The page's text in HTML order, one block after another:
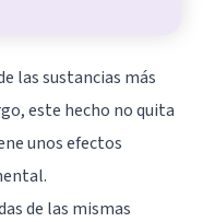
las sustancias más
este hecho no quita
unos efectos
de las mismas